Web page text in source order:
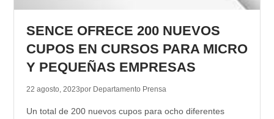
SENCE OFRECE 200 NUEVOS
CUPOS EN CURSOS PARA MICRO
Y PEQUEÑAS EMPRESAS
22 agosto, 2023por Departamento Prensa
Un total de 200 nuevos cupos para ocho diferentes